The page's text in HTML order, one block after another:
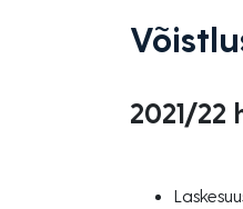
2021/22